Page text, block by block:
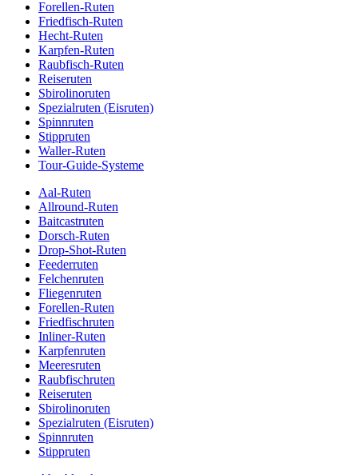
Forellen-Ruten
Friedfisch-Ruten
Hecht-Ruten
Karpfen-Ruten
Raubfisch-Ruten
Reiseruten
Sbirolinoruten
Spezialruten (Eisruten)
Spinnruten
Stippruten
Waller-Ruten
Tour-Guide-Systeme
Aal-Ruten
Allround-Ruten
Baitcastruten
Dorsch-Ruten
Drop-Shot-Ruten
Feederruten
Felchenruten
Fliegenruten
Forellen-Ruten
Friedfischruten
Inliner-Ruten
Karpfenruten
Meeresruten
Raubfischruten
Reiseruten
Sbirolinoruten
Spezialruten (Eisruten)
Spinnruten
Stippruten